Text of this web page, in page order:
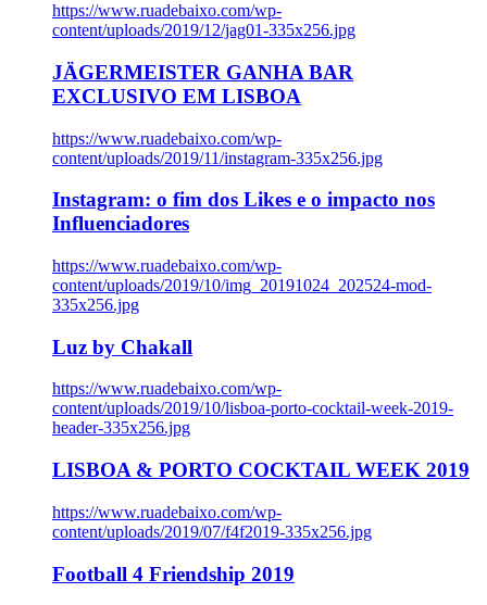
https://www.ruadebaixo.com/wp-
content/uploads/2019/12/jag01-335x256.jpg
JÄGERMEISTER GANHA BAR
EXCLUSIVO EM LISBOA
https://www.ruadebaixo.com/wp-
content/uploads/2019/11/instagram-335x256.jpg
Instagram: o fim dos Likes e o impacto nos
Influenciadores
https://www.ruadebaixo.com/wp-
content/uploads/2019/10/img_20191024_202524-mod-
335x256.jpg
Luz by Chakall
https://www.ruadebaixo.com/wp-
content/uploads/2019/10/lisboa-porto-cocktail-week-2019-
header-335x256.jpg
LISBOA & PORTO COCKTAIL WEEK 2019
https://www.ruadebaixo.com/wp-
content/uploads/2019/07/f4f2019-335x256.jpg
Football 4 Friendship 2019